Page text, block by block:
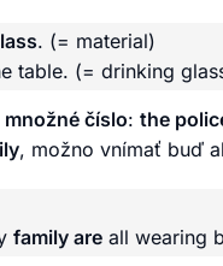
. (= material)
table. (= drinking
množné číslo: the
, možno vnímať buď
family are all wearing